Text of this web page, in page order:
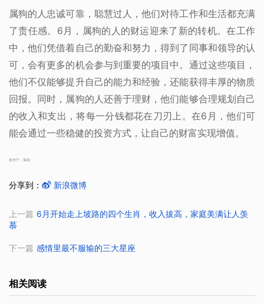
属狗的人忠诚可靠，聪慧过人，他们对待工作和生活都充满
了责任感。6月，属狗的人的财运迎来了新的转机。在工作
中，他们凭借着自己的勤奋和努力，得到了同事和领导的认
可，会有更多的机会参与到重要的项目中。通过这些项目，
他们不仅能够提升自己的能力和经验，还能获得丰厚的物质
回报。同时，属狗的人还善于理财，他们能够合理规划自己
的收入和支出，将每一分钱都花在刀刃上。在6月，他们可
能会通过一些稳健的投资方式，让自己的财富实现增值。
发布于：海南
分享到： 新浪微博
上一篇 6月开始走上坡路的四个生肖，收入拔高，家庭美满让人羡
慕
下一篇 感情里最不服输的三大星座
相关阅读